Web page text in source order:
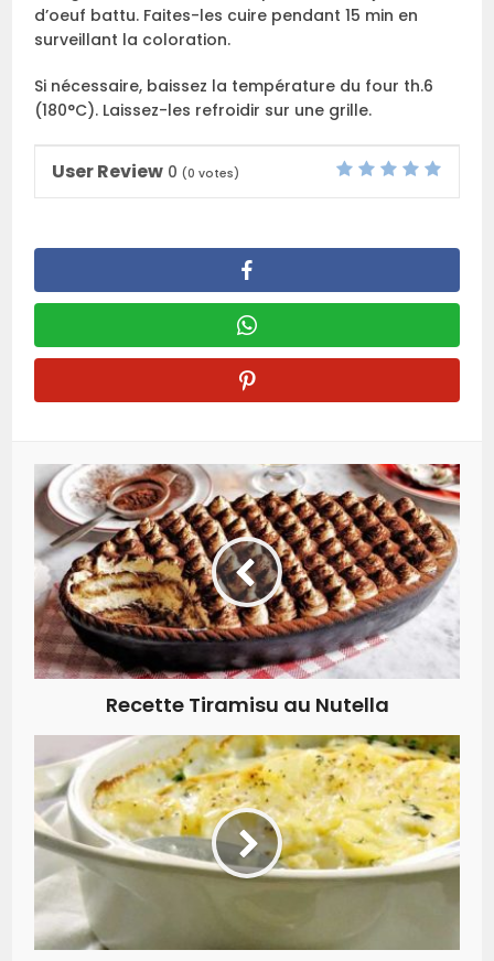
d’oeuf battu. Faites-les cuire pendant 15 min en
surveillant la coloration.
Si nécessaire, baissez la température du four th.6
(180°C). Laissez-les refroidir sur une grille.
User Review 0 (0 votes)
Recette Tiramisu au Nutella